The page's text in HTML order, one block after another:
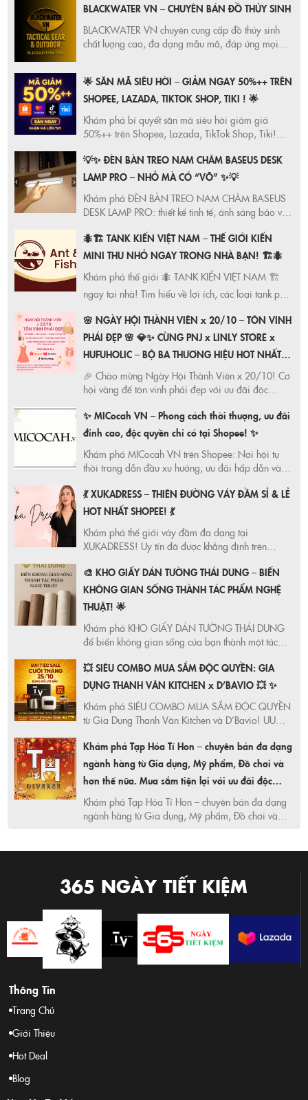
lượng, giá tốt nhất thị trường. Xem ngay!
BLACKWATER VN – CHUYÊN BÁN ĐỒ THỦY SINH
BLACKWATER VN chuyên cung cấp đồ thủy sinh
chất lượng cao, đa dạng mẫu mã, đáp ứng mọi
trường.
🌟 SĂN MÃ SIÊU HỜI – GIẢM NGAY 50%++ TRÊN
SHOPEE, LAZADA, TIKTOK SHOP, TIKI ! 🌟
Khám phá bí quyết săn mã siêu hời giảm giá
50%++ trên Shopee, Lazada, TikTok Shop, Tiki!
tối đa với các chương trình khuyến mãi hấp dẫn.
💡✨ ĐÈN BÀN TREO NAM CHÂM BASEUS DESK
LAMP PRO – NHỎ MÀ CÓ “VÕ” ✨💡
Khám phá ĐÈN BÀN TREO NAM CHÂM BASEUS
DESK LAMP PRO: thiết kế tinh tế, ánh sáng bảo vệ
bền bỉ. Giải pháp chiếu sáng hoàn hảo cho không
gian làm việc của bạn!
🐜🏗️ TANK KIẾN VIỆT NAM – THẾ GIỚI KIẾN
MINI THU NHỎ NGAY TRONG NHÀ BẠN! 🏗️🐜
Khám phá thế giới 🐜 TANK KIẾN VIỆT NAM 🏗️
ngay tại nhà! Tìm hiểu về lợi ích, các loại tank phổ
không gian giáo dục & giải trí độc đáo!
🌸 NGÀY HỘI THÀNH VIÊN x 20/10 – TÔN VINH
PHÁI ĐẸP 🌸 💎✨ CÙNG PNJ x LINLY STORE x
HUFUHOLIC – BỘ BA THƯƠNG HIỆU HOT NHẤT
SHOPEE HỘI TỤ! ✨💎 🌟 VÀ ĐẶC BIỆT DÀNH
RIÊNG CHO TÍN ĐỒ GIA DỤNG THANH VÂN
🎉 Chào mừng Ngày Hội Thành Viên x 20/10! Cơ
hội vàng để tôn vinh phái đẹp với ưu đãi độc
Vân Kitchen. Mua sắm thả ga, nhận quà liền tay!
Duy nhất trong năm!
✨ MICocah VN – Phong cách thời thượng, ưu đãi
đỉnh cao, độc quyền chỉ có tại Shopee! ✨
Khám phá MICocah VN trên Shopee: Nơi hội tụ
thời trang dẫn đầu xu hướng, ưu đãi hấp dẫn và
lợi, tận hưởng dịch vụ chăm sóc khách hàng chu
đáo.
💃 XUKADRESS – THIÊN ĐƯỜNG VÁY ĐẦM SỈ & LẺ
HOT NHẤT SHOPEE! 💃
Khám phá thế giới váy đầm đa dạng tại
XUKADRESS! Uy tín đã được khẳng định trên
người, giúp bạn tự tin và xinh đẹp hơn mỗi ngày.
🎨 KHO GIẤY DÁN TƯỜNG THÁI DUNG – BIẾN
KHÔNG GIAN SỐNG THÀNH TÁC PHẨM NGHỆ
THUẬT! 🌟
Khám phá KHO GIẤY DÁN TƯỜNG THÁI DUNG
để biến không gian sống của bạn thành một tác
hướng mới nhất, giải pháp trang trí linh hoạt cho
mọi không gian.
💥 SIÊU COMBO MUA SẮM ĐỘC QUYỀN: GIA
DỤNG THANH VÂN KITCHEN x D’BAVIO 💥 ✨
Khám phá SIÊU COMBO MUA SẮM ĐỘC QUYỀN
từ Gia Dụng Thanh Vân Kitchen và D’Bavio! ƯU
25/10/2025. Mua ngay trên Shopee, Lazada,
TikTok Shop!
Khám phá Tạp Hóa Tí Hon – chuyên bán đa dạng
ngành hàng từ Gia dụng, Mỹ phẩm, Đồ chơi và
hơn thế nữa. Mua sắm tiện lợi với ưu đãi độc
quyền trên Shopee, Lazada, và TikTok Shop. Giải
pháp tối ưu thời gian, tối ưu chi phí cho mọi gia
Khám phá Tạp Hóa Tí Hon – chuyên bán đa dạng
ngành hàng từ Gia dụng, Mỹ phẩm, Đồ chơi và
365 NGÀY TIẾT KIỆM
Thông Tin
Trang Chủ
Giới Thiệu
Hot Deal
Blog